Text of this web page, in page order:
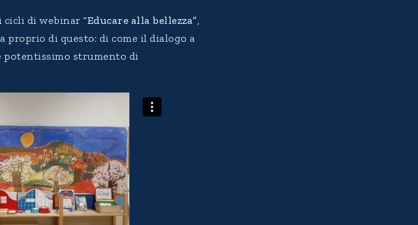
cicli di webinar “Educare alla bellezza”,
proprio di questo: di come il dialogo a
potentissimo strumento di